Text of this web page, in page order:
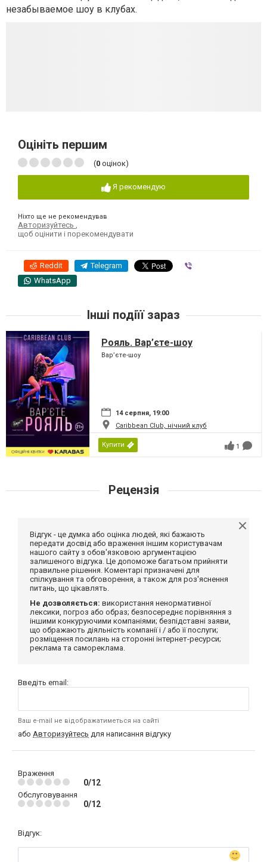
незабываемое шоу в клубах.
Оцініть першим
(0 оцінок)
Я рекомендую
Ніхто ще не рекомендував
Авторизуйтесь
щоб оцінити і порекомендувати
Reddit Telegram
WhatsApp
Інші подіїї зараз
Рояль. Вар’єте-шоу
Вар’єте-шоу
14 серпня, 19:00
Caribbean Club, нічний клуб
Купити 1
Рецензія
Відгук - це думка або оцінка людей, які бажають
передати досвід або враження іншим користувачам
нашого сайту з обов'язковою аргументацією
залишеного відгука. Це допоможе багатьом прийняти
правильне рішення. Коментарі призначені для
спілкування та обговорення, а також для роз'яснення
питань, що цікавлять.
Не дозволяється: використання ненормативної
лексики, погроз або образ; безпосереднє порівняння з
іншими конкуруючими компаніями; безпідставні заяви,
що ображають діяльність компанії і / або її послуги;
розміщення посилань на сторонні інтернет-ресурси;
реклама та самореклама.
Введіть email:
Ваш e-mail не відображатиметься на сайті
або Авторизуйтесь для написання відгуку
Враження
0/12
Обслуговування
0/12
Відгук: